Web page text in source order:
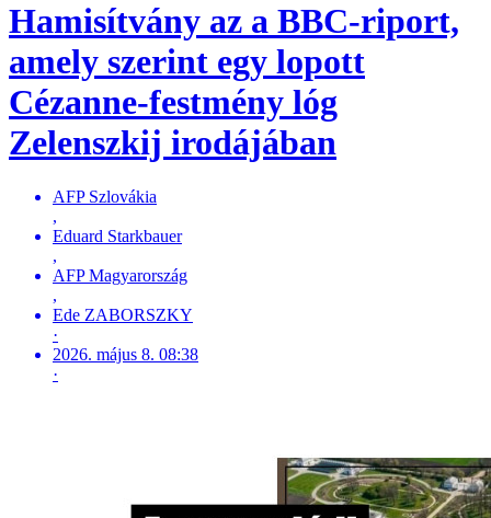
Hamisítvány az a BBC-riport,
amely szerint egy lopott
Cézanne-festmény lóg
Zelenszkij irodájában
AFP Szlovákia
,
Eduard Starkbauer
,
AFP Magyarország
,
Ede ZABORSZKY
·
2026. május 8. 08:38
·